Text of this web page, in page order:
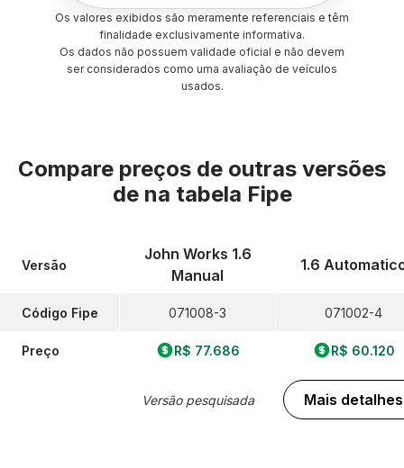
Os valores exibidos são meramente referenciais e têm
finalidade exclusivamente informativa.
Os dados não possuem validade oficial e não devem
ser considerados como uma avaliação de veículos
usados.
Compare preços de outras versões
de na tabela Fipe
Versão
Código Fipe
Preço
John Works 1.6
Manual
071008-3
R$ 77.686
Versão pesquisada
1.6
071002-4
R$ 60.120
Mais detalhes